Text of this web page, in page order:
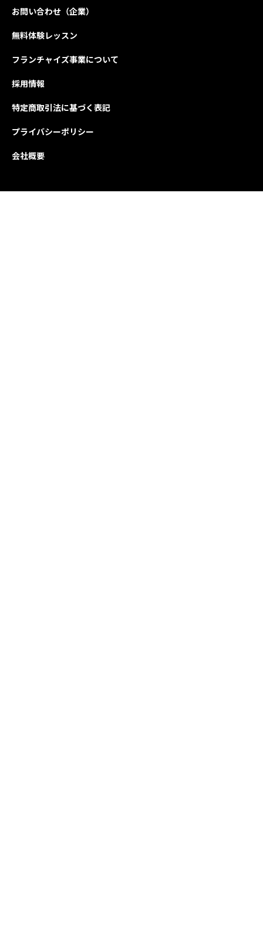
お問い合わせ（企業）
無料体験レッスン
フランチャイズ事業について
採用情報
特定商取引法に基づく表記
プライバシーポリシー
会社概要